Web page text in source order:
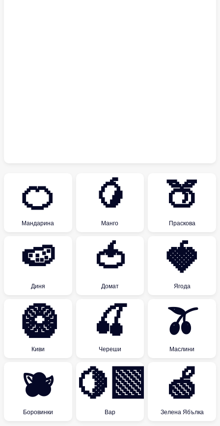
🍊
Мандарина
🥭
Манго
🍑
Праскова
🍉
Диня
🍅
Домат
🍓
Ягода
🥝
Киви
🍒
Череши
🫒
Маслини
🫐
Боровинки
🍋‍🟩
Вар
🍏
Зелена Ябълка